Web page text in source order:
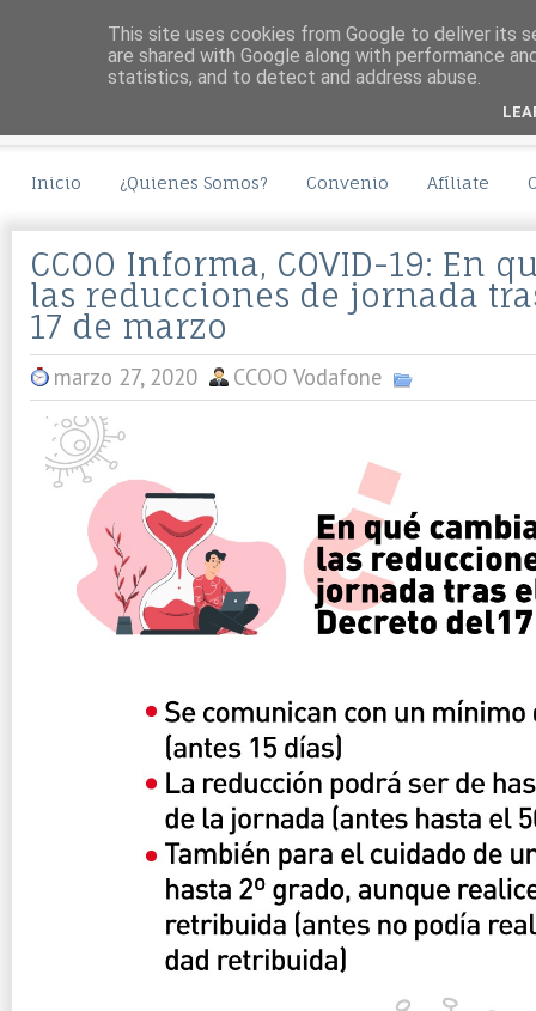
Inicio ¿Quienes Somos? Convenio Afíliate
CCOO Informa, COVID-19: En
las reducciones de jornada
17 de marzo
marzo 27, 2020 CCOO Vodafone
This site uses cookies from Google to deliver its
are shared with Google along with performance
statistics, and to detect and address abuse.